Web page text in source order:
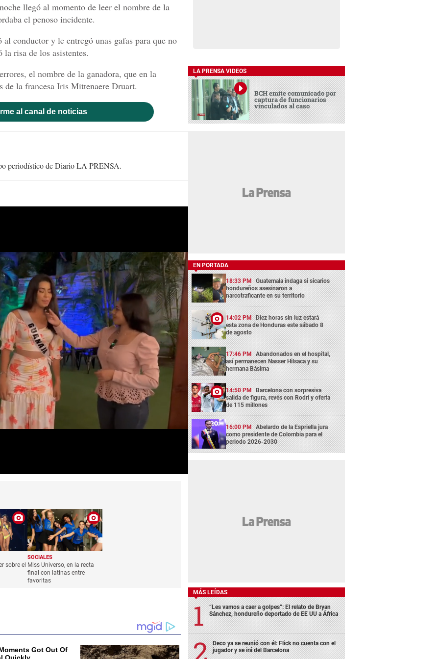
llegó al momento de leer el nombre de la
el penoso incidente.
conductor y le entregó unas gafas para que no
risa de los asistentes.
el nombre de la ganadora, que en la
de la francesa Iris Mittenaere Druart.
al canal de noticias
periodístico de Diario LA PRENSA.
sobre el
SOCIALES
Miss Universo, en la recta
final con latinas entre
favoritas
LA PRENSA VIDEOS
BCH emite comunicado por
captura de funcionarios
vinculados al caso
EN PORTADA
18:33 PM Guatemala indaga si sicarios
hondureños asesinaron a
narcotraficante en su territorio
14:02 PM Diez horas sin luz estará
esta zona de Honduras este sábado 8
de agosto
17:46 PM Abandonados en el hospital,
así permanecen Nasser Hilsaca y su
hermana Básima
14:50 PM Barcelona con sorpresiva
salida de figura, revés con Rodri y oferta
de 115 millones
16:00 PM Abelardo de la Espriella jura
como presidente de Colombia para el
periodo 2026-2030
MÁS LEÍDAS
“Les vamos a caer a golpes”: El relato de Bryan
Sánchez, hondureño deportado de EE UU a África
Deco ya se reunió con él: Flick no cuenta con el
jugador y se irá del Barcelona